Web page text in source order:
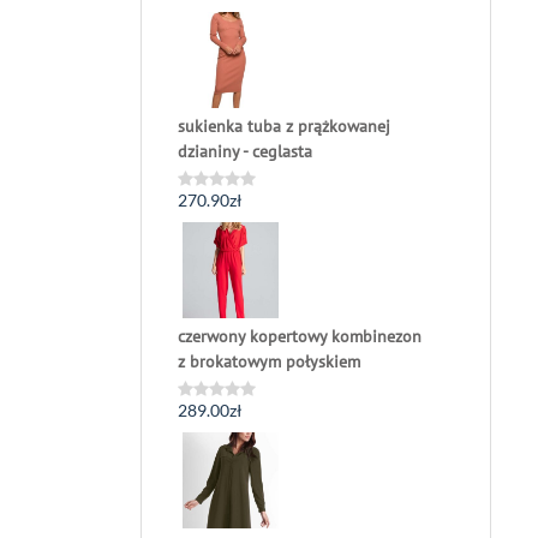
sukienka tuba z prążkowanej
dzianiny - ceglasta
Oceniono
0
270.90zł
czerwony kopertowy kombinezon
z brokatowym połyskiem
Oceniono
0
289.00zł